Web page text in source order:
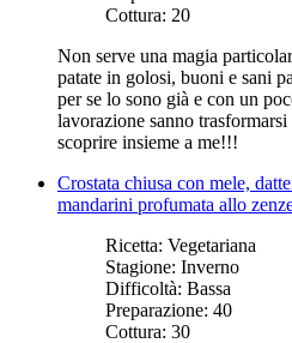
Cottura: 20
Non serve una magia
patate in golosi, buoni e sani
per se lo sono già e con un
lavorazione sanno
scoprire insieme a me!!!
Crostata chiusa con mele,
mandarini profumata allo
Ricetta: Vegetariana
Stagione: Inverno
Difficoltà: Bassa
Preparazione: 40
Cottura: 30